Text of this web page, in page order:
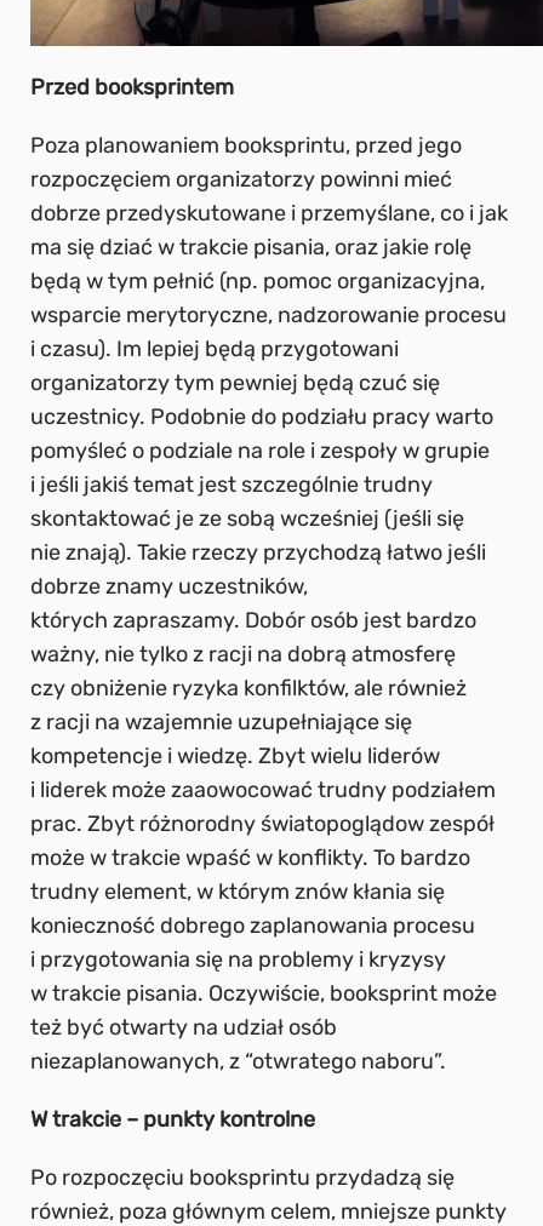
Przed booksprintem
Poza planowaniem booksprintu, przed jego
rozpoczęciem organizatorzy powinni mieć
dobrze przedyskutowane i przemyślane, co i jak
ma się dziać w trakcie pisania, oraz jakie rolę
będą w tym pełnić (np. pomoc organizacyjna,
wsparcie merytoryczne, nadzorowanie procesu
i czasu). Im lepiej będą przygotowani
organizatorzy tym pewniej będą czuć się
uczestnicy. Podobnie do podziału pracy warto
pomyśleć o podziale na role i zespoły w grupie
i jeśli jakiś temat jest szczególnie trudny
skontaktować je ze sobą wcześniej (jeśli się
nie znają). Takie rzeczy przychodzą łatwo jeśli
dobrze znamy uczestników,
których zapraszamy. Dobór osób jest bardzo
ważny, nie tylko z racji na dobrą atmosferę
czy obniżenie ryzyka konfilktów, ale również
z racji na wzajemnie uzupełniające się
kompetencje i wiedzę. Zbyt wielu liderów
i liderek może zaaowocować trudny podziałem
prac. Zbyt różnorodny światopoglądow zespół
może w trakcie wpaść w konflikty. To bardzo
trudny element, w którym znów kłania się
konieczność dobrego zaplanowania procesu
i przygotowania się na problemy i kryzysy
w trakcie pisania. Oczywiście, booksprint może
też być otwarty na udział osób
niezaplanowanych, z “otwratego naboru”.
W trakcie – punkty kontrolne
Po rozpoczęciu booksprintu przydadzą się
również, poza głównym celem, mniejsze punkty